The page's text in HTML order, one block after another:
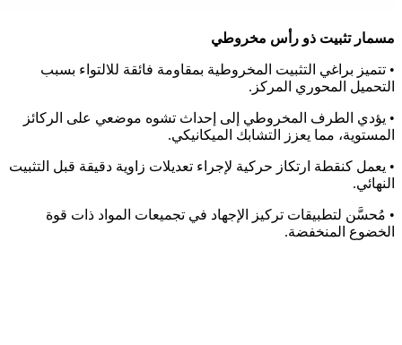
مسمار تثبيت ذو رأس مخروطي
• تتميز براغي التثبيت المخروطية بمقاومة فائقة للالتواء بسبب
التحميل المحوري المركز.
• يؤدي الطرف المخروطي إلى إحداث تشوه موضعي على الركائز
المستوية، مما يعزز التشابك الميكانيكي.
• يعمل كنقطة ارتكاز حركية لإجراء تعديلات زاوية دقيقة قبل التثبيت
النهائي.
• مُحسَّن لتطبيقات تركيز الإجهاد في تجميعات المواد ذات قوة
الخضوع المنخفضة.